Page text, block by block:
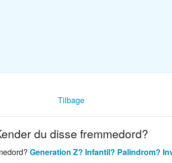
Tilbage
du disse fremmedord?
Generation Z? Infantil? Palindrom?